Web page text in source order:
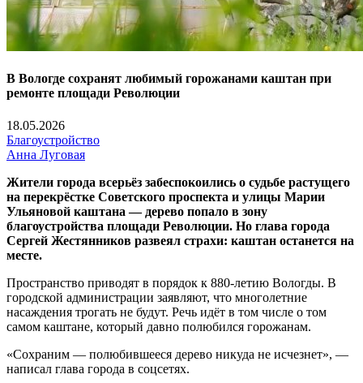
В Вологде сохранят любимый горожанами каштан при
ремонте площади Революции
18.05.2026
Благоустройство
Анна Луговая
Жители города всерьёз забеспокоились о судьбе растущего
на перекрёстке Советского проспекта и улицы Марии
Ульяновой каштана — дерево попало в зону
благоустройства площади Революции. Но глава города
Сергей Жестянников развеял страхи: каштан останется на
месте.
Пространство приводят в порядок к 880-летию Вологды. В
городской администрации заявляют, что многолетние
насаждения трогать не будут. Речь идёт в том числе о том
самом каштане, который давно полюбился горожанам.
«Сохраним — полюбившееся дерево никуда не исчезнет», —
написал глава города в соцсетях.